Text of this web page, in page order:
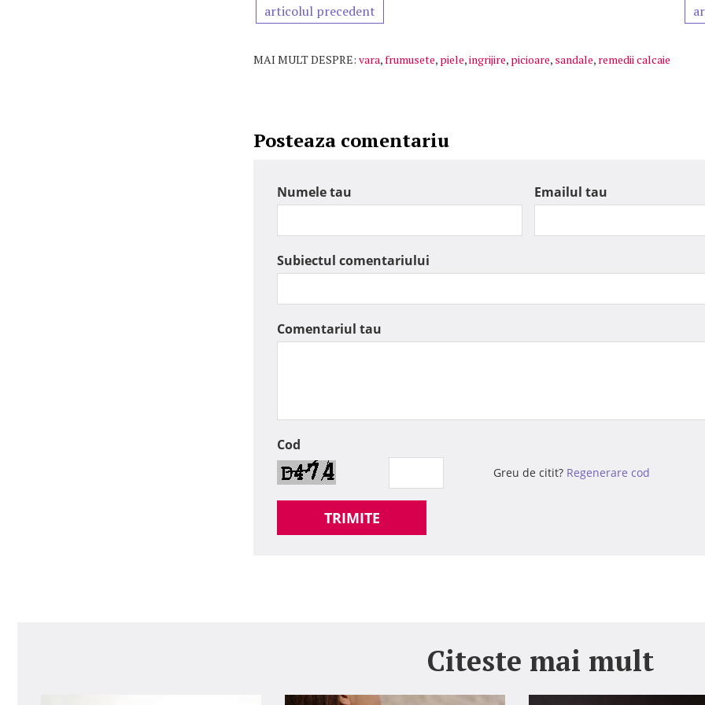
articolul precedent
MAI MULT DESPRE: vara,frumusete, piele,ingrijire, picioare, sandale, remedii calcaie
Posteaza comentariu
Numele tau Emailul tau
Subiectul comentariului
Comentariul tau
Cod
Greu de citit? Regenerare cod
TRIMITE
Citeste mai mult